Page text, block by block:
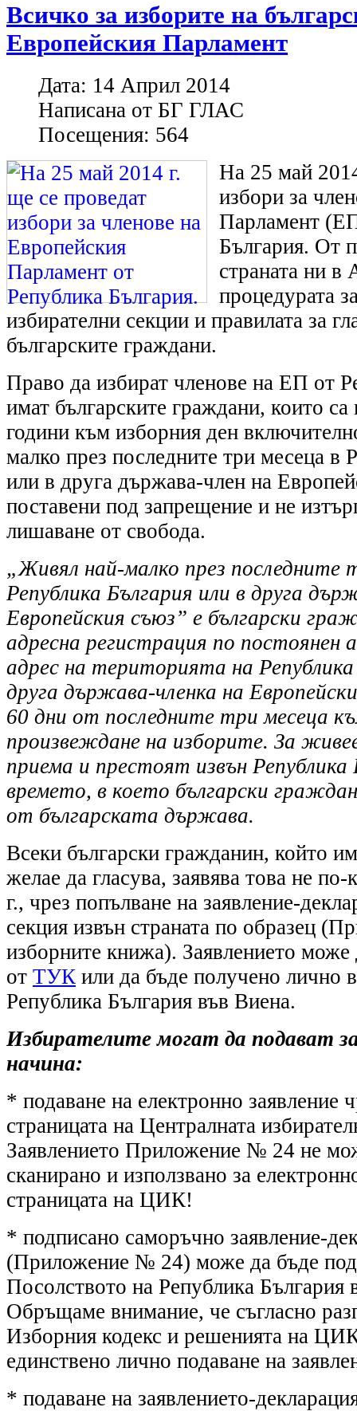
Всичко за изборите на
Европейския Парламент
Дата: 14 Април 2014
Написана от БГ ГЛАС
Посещения: 564
На 25 май
избори за
Парламент
България. От
страната ни в
процедурата
избирателни секции и правилата за
българските граждани.
Право да избират членове на ЕП от
имат българските граждани, които
години към изборния ден
малко през последните три месеца в
или в друга държава-член на
поставени под запрещение и не
лишаване от свобода.
„Живял най-малко през последните
Република България или в друга
Европейския съюз” е български
адресна регистрация по постоянен
адрес на територията на Република
друга държава-членка на
60 дни от последните три месеца
произвеждане на изборите. За
приема и престоят извън Република
времето, в което български
от българската държава.
Всеки български гражданин, който
желае да гласува, заявява това не
г., чрез попълване на заявление-
секция извън страната по образец
изборните книжа). Заявлението може
от ТУК или да бъде получено лично
Република България във Виена.
Избирателите могат да подават
начина:
* подаване на електронно заявление
страницата на Централната
Заявлението Приложение № 24 не
сканирано и използвано за
страницата на ЦИК!
* подписано саморъчно заявление-
(Приложение № 24) може да бъде
Посолството на Република България
Обръщаме внимание, че съгласно
Изборния кодекс и решенията на
единствено лично подаване на
* подаване на заявлението-